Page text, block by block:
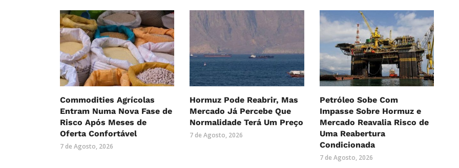
Commodities Agrícolas
Entram Numa Nova Fase de
Risco Após Meses de
Oferta Confortável
7 de Agosto, 2026
Hormuz Pode Reabrir, Mas
Mercado Já Percebe Que
Normalidade Terá Um Preço
7 de Agosto, 2026
Petróleo Sobe Com
Impasse Sobre Hormuz e
Mercado Reavalia Risco de
Uma Reabertura
Condicionada
7 de Agosto, 2026